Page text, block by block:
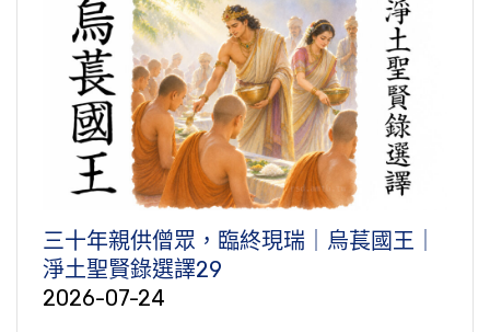
三十年親供僧眾，臨終現瑞｜烏萇國王｜
淨土聖賢錄選譯29
2026-07-24